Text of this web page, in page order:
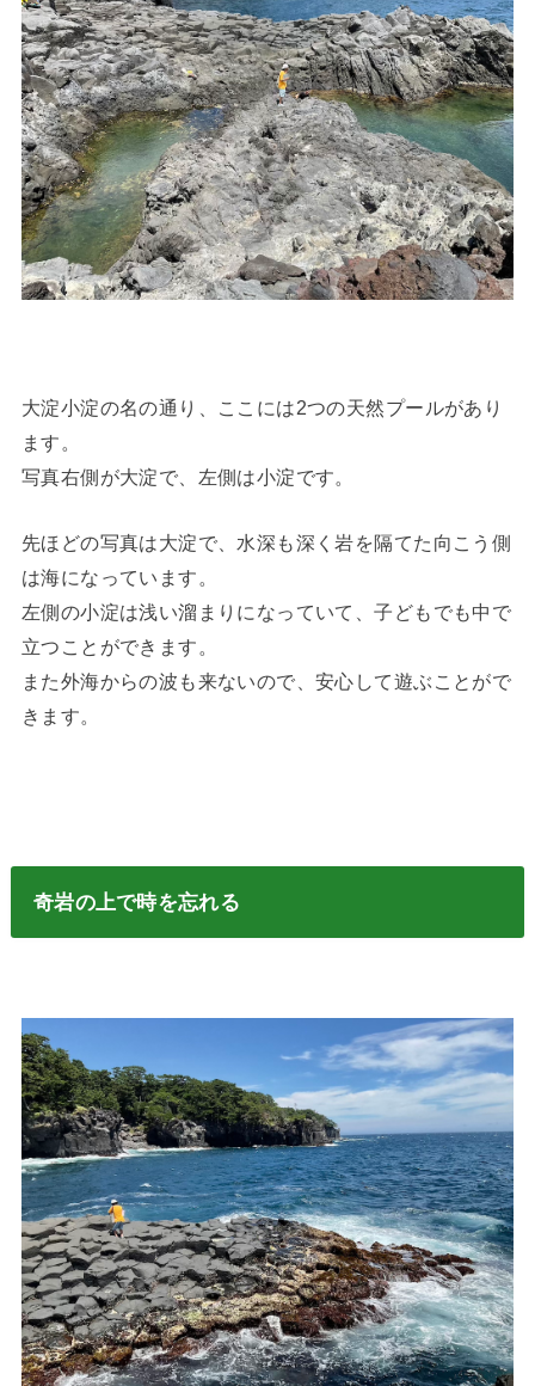
大淀小淀の名の通り、ここには2つの天然プールがあり
ます。
写真右側が大淀で、左側は小淀です。
先ほどの写真は大淀で、水深も深く岩を隔てた向こう側
は海になっています。
左側の小淀は浅い溜まりになっていて、子どもでも中で
立つことができます。
また外海からの波も来ないので、安心して遊ぶことがで
きます。
奇岩の上で時を忘れる